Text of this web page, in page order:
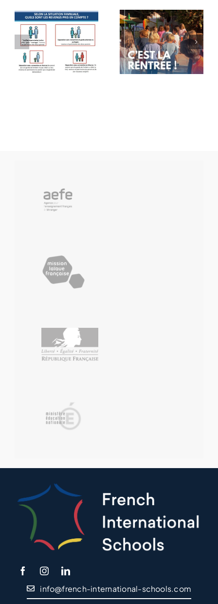
Rentrée
des
classes
Message
de rentrée
info@french-international-schools.com